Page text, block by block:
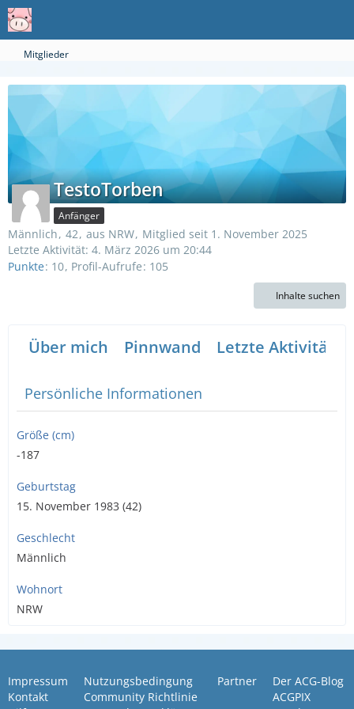
Mitglieder
TestoTorben
Anfänger
Männlich 42 aus NRW Mitglied seit 1. November 2025
Letzte Aktivität: 4. März 2026 um 20:44
Punkte 10 Profil-Aufrufe 105
Inhalte suchen
Über mich Pinnwand Letzte Aktivitäten
Persönliche Informationen
Größe (cm)
-187
Geburtstag
15. November 1983 (42)
Geschlecht
Männlich
Wohnort
NRW
Impressum
Kontakt
Nutzungsbedingung
Community Richtlinie
Partner
Der ACG-Blog
ACGPIX